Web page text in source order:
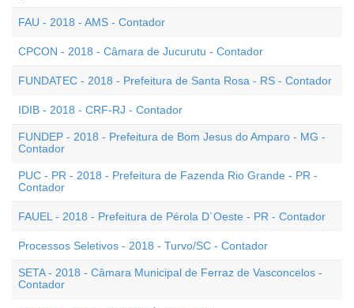
FAU - 2018 - AMS - Contador
CPCON - 2018 - Câmara de Jucurutu - Contador
FUNDATEC - 2018 - Prefeitura de Santa Rosa - RS - Contador
IDIB - 2018 - CRF-RJ - Contador
FUNDEP - 2018 - Prefeitura de Bom Jesus do Amparo - MG -
Contador
PUC - PR - 2018 - Prefeitura de Fazenda Rio Grande - PR -
Contador
FAUEL - 2018 - Prefeitura de Pérola D`Oeste - PR - Contador
Processos Seletivos - 2018 - Turvo/SC - Contador
SETA - 2018 - Câmara Municipal de Ferraz de Vasconcelos -
Contador